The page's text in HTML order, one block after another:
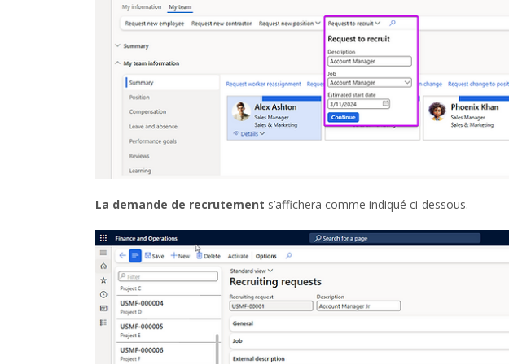
La demande de recrutement s’affichera comme indiqué ci-dessous.